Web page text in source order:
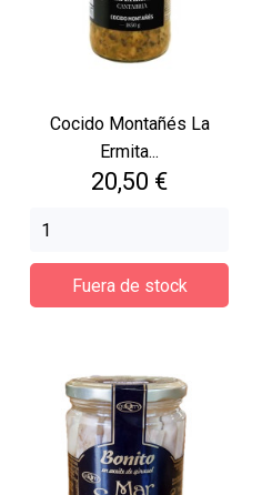
Cocido Montañés La
Ermita...
Precio
20,50 €
Fuera de stock